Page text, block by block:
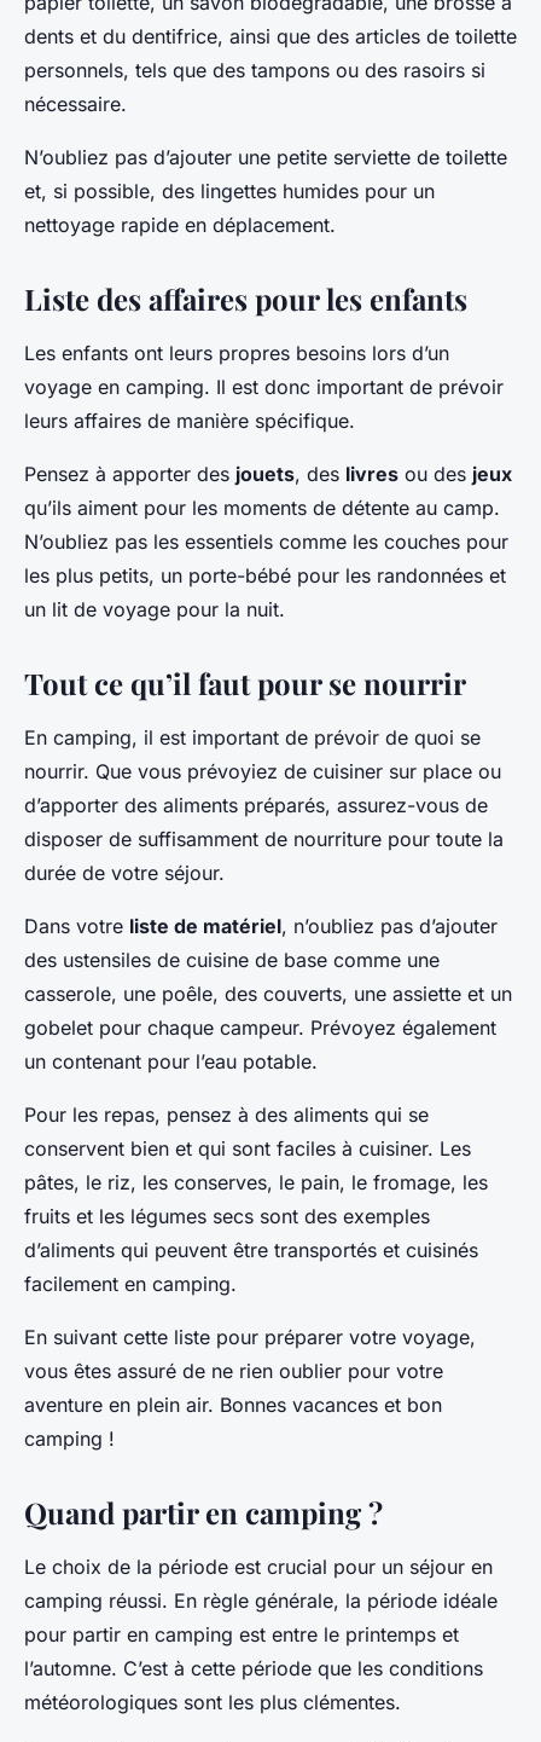
dents et du dentifrice, ainsi que des articles de toilette
personnels, tels que des tampons ou des rasoirs si
nécessaire.
N’oubliez pas d’ajouter une petite serviette de toilette
et, si possible, des lingettes humides pour un
nettoyage rapide en déplacement.
Liste des affaires pour les enfants
Les enfants ont leurs propres besoins lors d’un
voyage en camping. Il est donc important de prévoir
leurs affaires de manière spécifique.
Pensez à apporter des jouets, des livres ou des jeux
qu’ils aiment pour les moments de détente au camp.
N’oubliez pas les essentiels comme les couches pour
les plus petits, un porte-bébé pour les randonnées et
un lit de voyage pour la nuit.
Tout ce qu’il faut pour se nourrir
En camping, il est important de prévoir de quoi se
nourrir. Que vous prévoyiez de cuisiner sur place ou
d’apporter des aliments préparés, assurez-vous de
disposer de suffisamment de nourriture pour toute la
durée de votre séjour.
Dans votre liste de matériel, n’oubliez pas d’ajouter
des ustensiles de cuisine de base comme une
casserole, une poêle, des couverts, une assiette et un
gobelet pour chaque campeur. Prévoyez également
un contenant pour l’eau potable.
Pour les repas, pensez à des aliments qui se
conservent bien et qui sont faciles à cuisiner. Les
pâtes, le riz, les conserves, le pain, le fromage, les
fruits et les légumes secs sont des exemples
d’aliments qui peuvent être transportés et cuisinés
facilement en camping.
En suivant cette liste pour préparer votre voyage,
vous êtes assuré de ne rien oublier pour votre
aventure en plein air. Bonnes vacances et bon
camping !
Quand partir en camping ?
Le choix de la période est crucial pour un séjour en
camping réussi. En règle générale, la période idéale
pour partir en camping est entre le printemps et
l’automne. C’est à cette période que les conditions
météorologiques sont les plus clémentes.